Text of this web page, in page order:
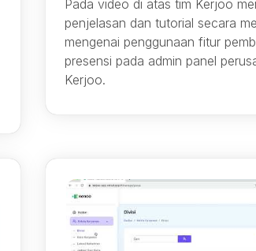
Pada video di atas tim Kerjoo
penjelasan dan tutorial secara
mengenai penggunaan fitur
presensi pada admin panel
Kerjoo.